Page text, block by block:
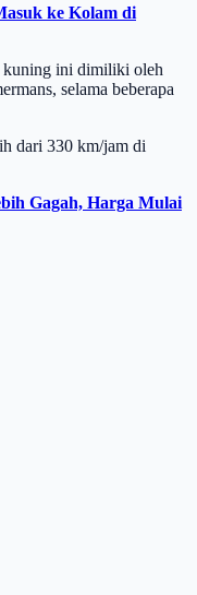
ke Kolam di
kuning ini dimiliki oleh
selama beberapa
dari 330 km/jam di
Gagah, Harga Mulai